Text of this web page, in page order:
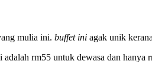
mulia ini. buffet ini agak unik
adalah rm55 untuk dewasa dan hanya